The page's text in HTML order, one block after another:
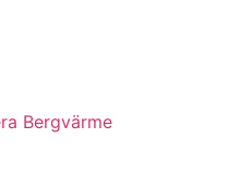
Bergvärme